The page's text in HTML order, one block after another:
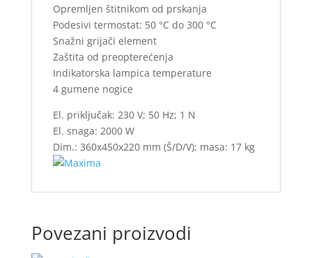
Opremljen štitnikom od prskanja
Podesivi termostat: 50 °C do 300 °C
Snažni grijači element
Zaštita od preopterećenja
Indikatorska lampica temperature
4 gumene nogice
El. priključak: 230 V; 50 Hz; 1 N
El. snaga: 2000 W
Dim.: 360x450x220 mm (Š/D/V); masa: 17 kg
Povezani proizvodi